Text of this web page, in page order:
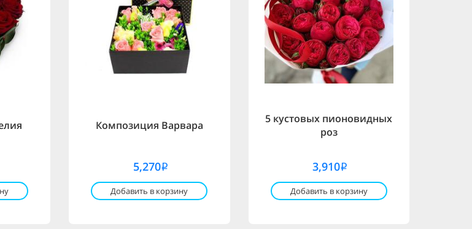
Композиция Варвара
5,270i
Добавить в корзину
5 кустовых пионовидных
роз
3,910i
Добавить в корзину